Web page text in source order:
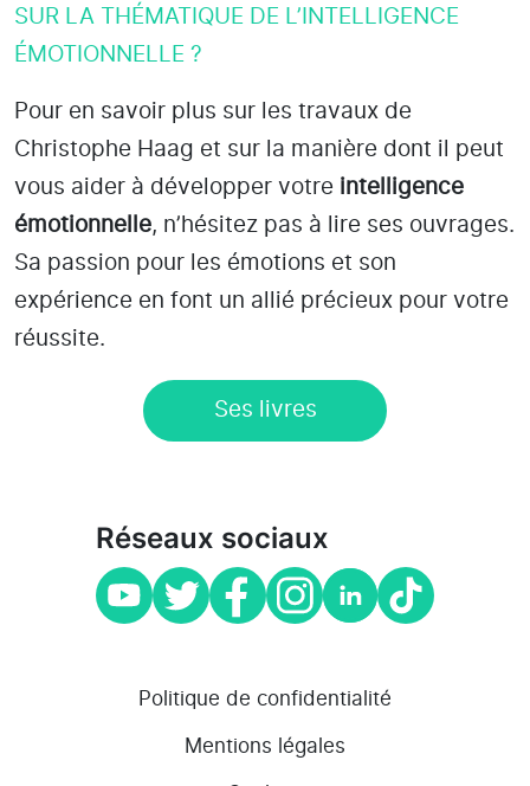
SUR LA THÉMATIQUE DE L’INTELLIGENCE
ÉMOTIONNELLE ?
Pour en savoir plus sur les travaux de
Christophe Haag et sur la manière dont il peut
vous aider à développer votre intelligence
émotionnelle, n’hésitez pas à lire ses ouvrages.
Sa passion pour les émotions et son
expérience en font un allié précieux pour votre
réussite.
Ses livres
Réseaux sociaux
Politique de confidentialité
Mentions légales